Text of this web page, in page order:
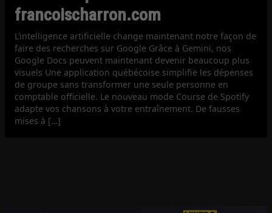
francoischarron.com
L’intelligence artificielle change maintenant notre façon de
faire des recherches sur Google Grâce à Gemini, nos
Google Docs peuvent maintenant devenir beaucoup plus
visuels Une application québécoise simplifie les dépenses
de groupe sans transformer une seule personne en
comptable officielle. Le nouveau mode Course de Spotify
adapte vos chansons à votre entraînement. De fausses
mises à […]